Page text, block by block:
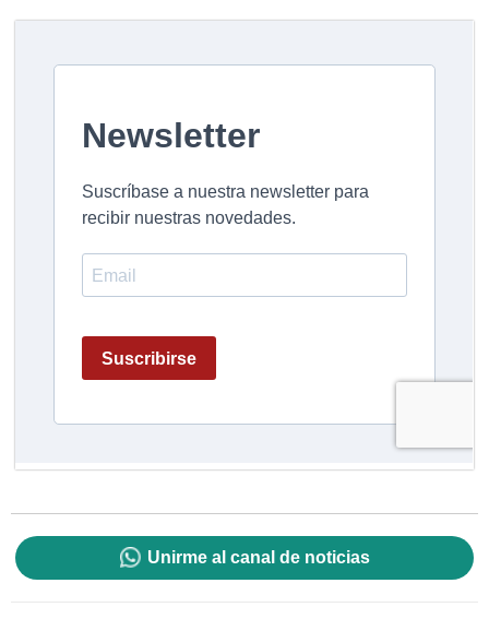
Unirme al canal de noticias